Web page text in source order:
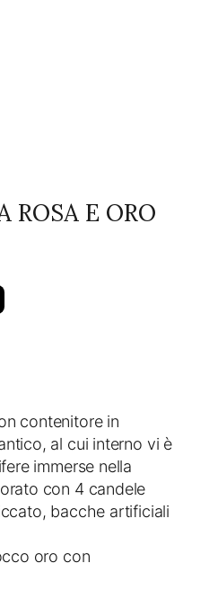
ROSA E ORO
contenitore in
al cui interno vi è
immerse nella
con 4 candele
bacche artificiali
oro con